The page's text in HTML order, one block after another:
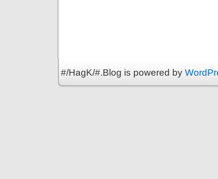
#/HagK/#.Blog is powered by